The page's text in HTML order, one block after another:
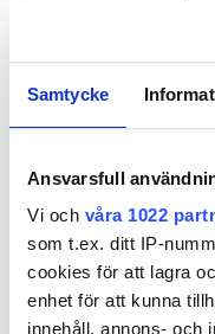
Samtycke
Ansvarsfull
Vi och våra 1022
som t.ex. ditt IP-
cookies för att lagra
enhet för att kunna
innehåll, annons- och
att systemet
– Kallaste dagen i
utomhus var
KAN MAN DOCKA EN
EN
ELFÖRBRUKNING
2023 MED
kWh.